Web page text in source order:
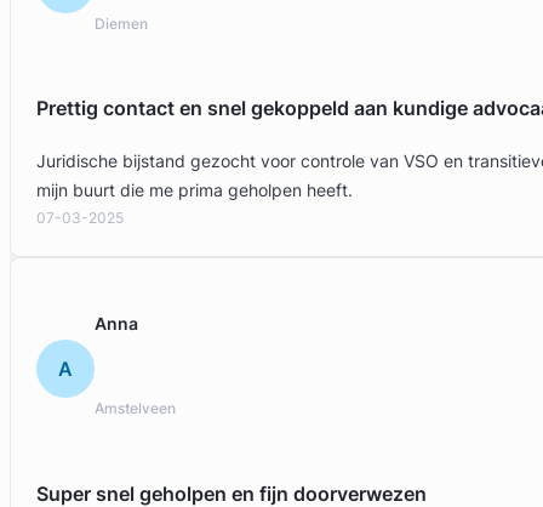
Diemen
Prettig contact en snel gekoppeld aan kundige
Juridische bijstand gezocht voor controle van VSO en
mijn buurt die me prima geholpen heeft.
07-03-2025
A
Anna
Amstelveen
Super snel geholpen en fijn doorverwezen